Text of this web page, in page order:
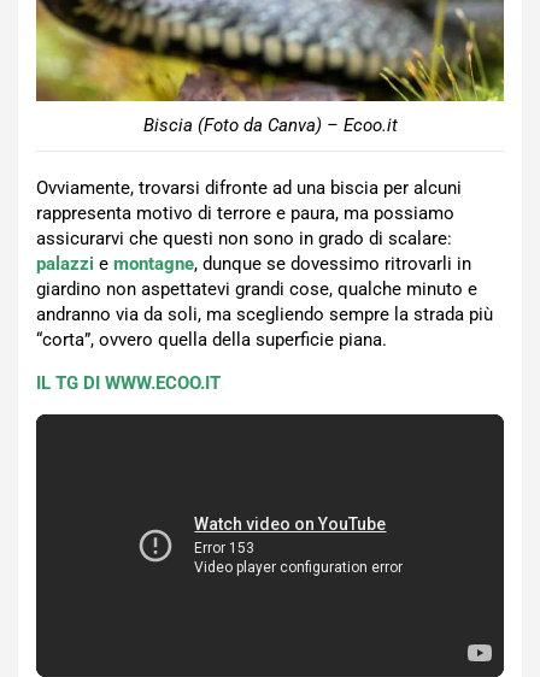
Biscia (Foto da Canva) – Ecoo.it
Ovviamente, trovarsi difronte ad una biscia per alcuni
rappresenta motivo di terrore e paura, ma possiamo
assicurarvi che questi non sono in grado di scalare:
palazzi e montagne, dunque se dovessimo ritrovarli in
giardino non aspettatevi grandi cose, qualche minuto e
andranno via da soli, ma scegliendo sempre la strada più
“corta”, ovvero quella della superficie piana.
IL TG DI WWW.ECOO.IT